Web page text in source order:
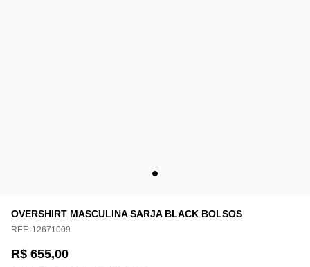
OVERSHIRT MASCULINA SARJA BLACK BOLSOS
REF: 12671009
R$ 655,00